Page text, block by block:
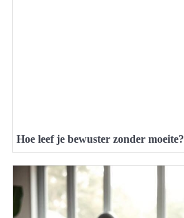
Hoe leef je bewuster zonder moeite?